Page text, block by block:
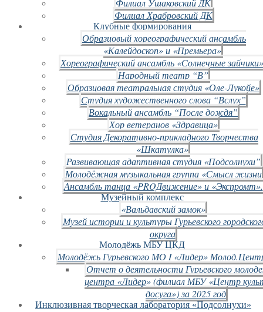
Филиал Ушаковский ДК
Филиал Храбровский ДК
Клубные формирования
Образцовый хореографический ансамбль
«Калейдоскоп» и «Премьера»
Хореографический ансамбль «Солнечные
Народный театр “В”
Образцовая театральная студия «Оле-Лукойе»
Студия художественного слова “Вслух”
Вокальный ансамбль “После дождя”
Хор ветеранов «Здравица»
Студия Декоративно-прикладного Творчества
«Шкатулка»
Развивающая адаптивная студия «Подсолнухи”
Молодёжная музыкальная группа «Смысл жизни
Ансамбль танца «PROДвижение» и «Экспромт».
Музейный комплекс
«Вальдавский замок»
Музей истории и культуры Гурьевского
округа
Молодёжь МБУ ЦКД
Молодёжь Гурьевского МО I «Лидер»
Отчет о деятельности Гурьевского
центра «Лидер» (филиал МБУ «Центр
досуга») за 2025 год
Инклюзивная творческая лаборатория «Подсолнухи»